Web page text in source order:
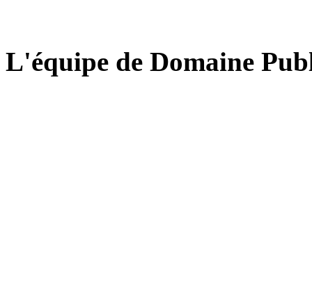
L'équipe de Domaine